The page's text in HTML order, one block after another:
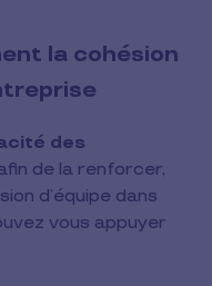
la cohésion
des
de la renforcer,
d’équipe dans
vous appuyer